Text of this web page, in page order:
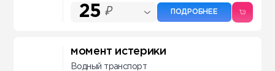
25 ₽ ПОДРОБНЕЕ
момент истерики
Водный транспорт